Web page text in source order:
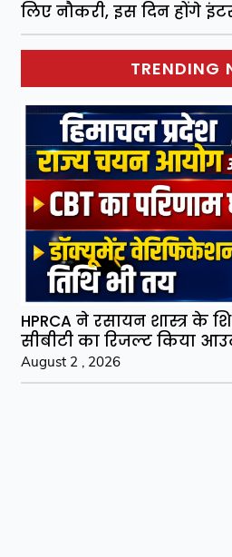
लिए नौकरी, इस दिन होंगे
TRENDING
HPRCA ने रसायन शास्त्र के
सीबीटी का रिजल्ट किया
August 2 , 2026